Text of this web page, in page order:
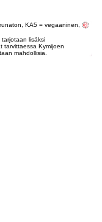
KA5 = vegaaninen,
lisäksi
tarvittaessa Kymijoen
mahdollisia.